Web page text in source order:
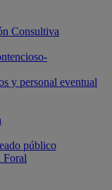
Consultiva
y personal eventual
público
Foral